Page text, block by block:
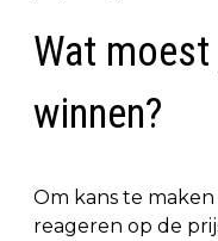
Wat
winnen?
Om kans te
reageren op de